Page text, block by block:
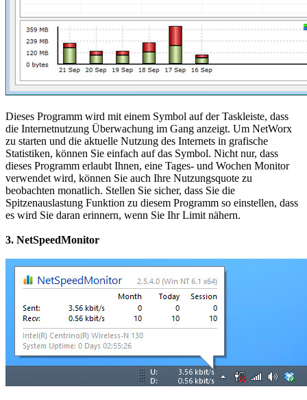
Dieses Programm wird mit einem Symbol auf der Taskleiste, dass
die Internetnutzung Überwachung im Gang anzeigt. Um NetWorx
zu starten und die aktuelle Nutzung des Internets in grafische
Statistiken, können Sie einfach auf das Symbol. Nicht nur, dass
dieses Programm erlaubt Ihnen, eine Tages- und Wochen Monitor
verwendet wird, können Sie auch Ihre Nutzungsquote zu
beobachten monatlich. Stellen Sie sicher, dass Sie die
Spitzenauslastung Funktion zu diesem Programm so einstellen, dass
es wird Sie daran erinnern, wenn Sie Ihr Limit nähern.
3. NetSpeedMonitor